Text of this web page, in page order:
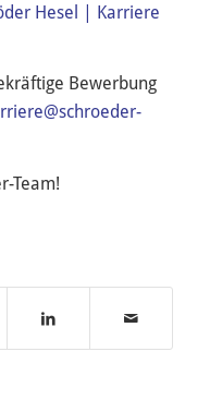
Hesel | Karriere
Bewerbung
Team!